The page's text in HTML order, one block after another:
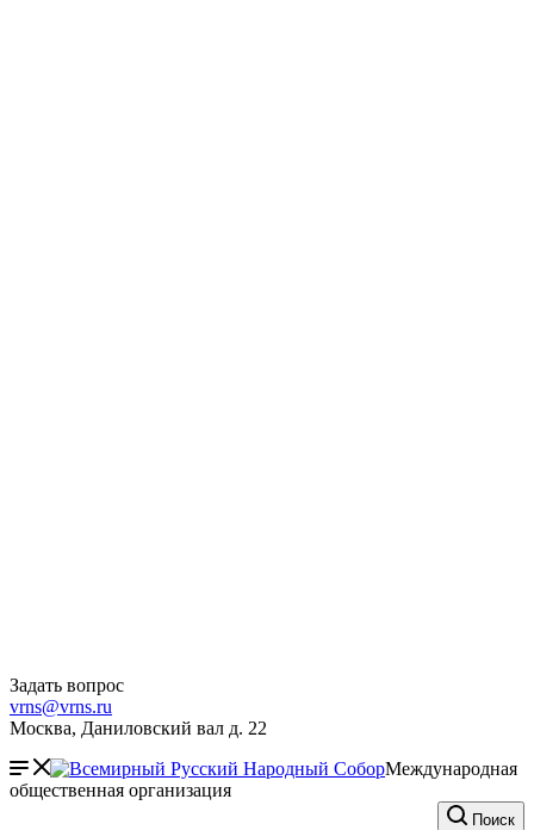
Задать вопрос
vrns@vrns.ru
Москва, Даниловский вал д. 22
Международная
общественная организация
Поиск